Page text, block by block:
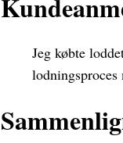
Jeg købte